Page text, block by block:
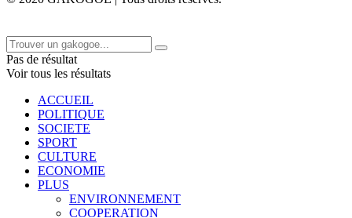
Pas de résultat
Voir tous les résultats
ACCUEIL
POLITIQUE
SOCIETE
SPORT
CULTURE
ECONOMIE
PLUS
ENVIRONNEMENT
COOPERATION